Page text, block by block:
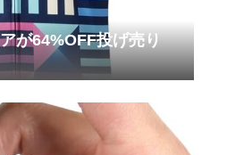
が64%OFF投げ売り